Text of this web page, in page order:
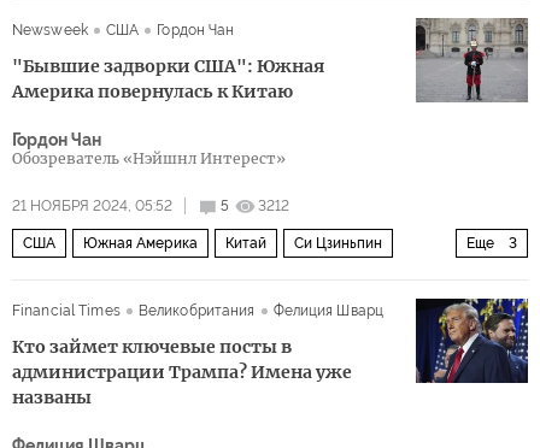
Newsweek США Гордон Чан
"Бывшие задворки США": Южная
Америка повернулась к Китаю
Гордон Чан
Обозреватель «Нэйшнл Интерест»
21 НОЯБРЯ 2024, 05:52 5 3212
Еще 3
США Южная Америка Китай Си Цзиньпин
Financial Times
Великобритания Фелиция Шварц
Кто займет ключевые посты в
администрации Трампа? Имена уже
названы